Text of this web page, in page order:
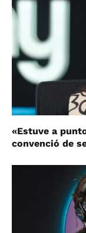
«Estuve a
convenció de